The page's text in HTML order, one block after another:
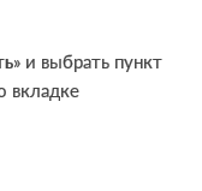
» и выбрать пункт
вкладке